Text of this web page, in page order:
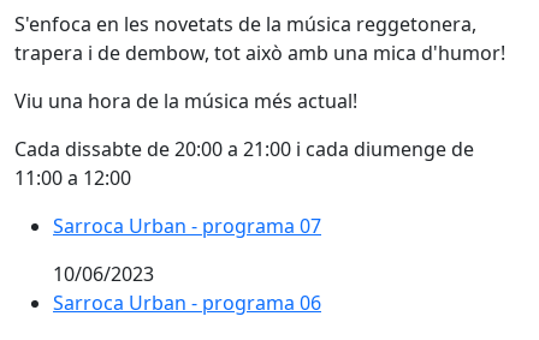
S'enfoca en les novetats de la música reggetonera,
trapera i de dembow, tot això amb una mica d'humor!
Viu una hora de la música més actual!
Cada dissabte de 20:00 a 21:00 i cada diumenge de
11:00 a 12:00
Sarroca Urban - programa 07
10/06/2023
Sarroca Urban - programa 06